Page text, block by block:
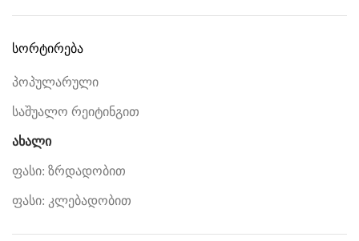
სორტირება
პოპულარული
საშუალო რეიტინგით
ახალი
ფასი: ზრდადობით
ფასი: კლებადობით